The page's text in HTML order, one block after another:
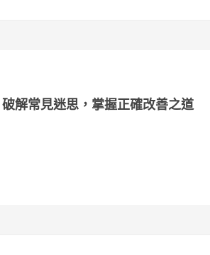
解常見迷思，掌握正確改善之道